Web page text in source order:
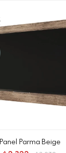
Panel Parma Beige